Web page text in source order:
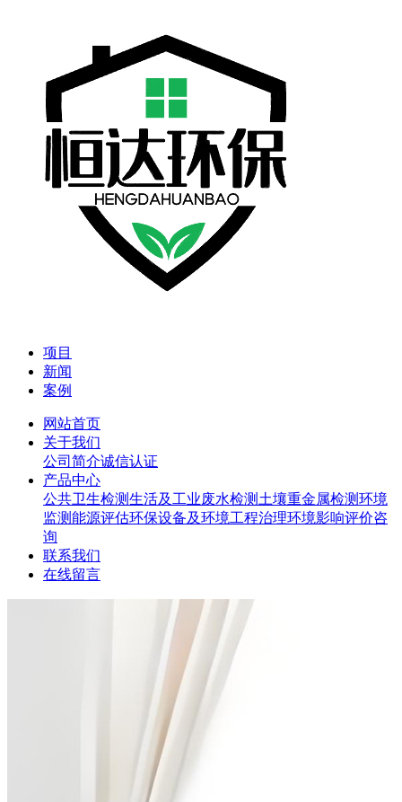
项目
新闻
案例
网站首页
关于我们
公司简介诚信认证
产品中心
公共卫生检测生活及工业废水检测 土壤重金属检测环境
监测能源评估环保设备及环境工程治理环境影响评价咨
询
联系我们
在线留言